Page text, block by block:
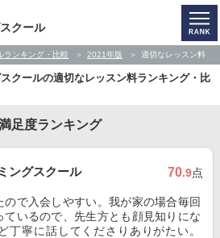
クール
ランキング・比較 2021年版 適切なレッスン料
クールの適切なレッスン料ランキング・比
足度ランキング
ングスクール 70.9点
ので入会しやすい。我が家の場合毎回
いるので、先生方とも顔見知りにな
丁寧に話してくださりありがたい。